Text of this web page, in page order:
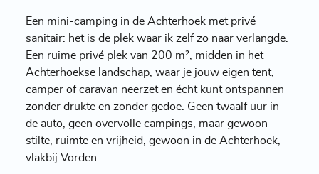
Een mini-camping in de Achterhoek met privé
sanitair: het is de plek waar ik zelf zo naar verlangde.
Een ruime privé plek van 200 m², midden in het
Achterhoekse landschap, waar je jouw eigen tent,
camper of caravan neerzet en écht kunt ontspannen
zonder drukte en zonder gedoe. Geen twaalf uur in
de auto, geen overvolle campings, maar gewoon
stilte, ruimte en vrijheid, gewoon in de Achterhoek,
vlakbij Vorden.